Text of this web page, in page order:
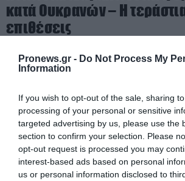
Pronews.gr - Do Not Process My
Information
If you wish to opt-out of the sale, sharing
processing of your personal or sensitive
targeted advertising by us, please use the
section to confirm your selection. Please
opt-out request is processed you may
interest-based ads based on personal
us or personal information disclosed to
κατά Ουκρανών – Η
επιθέσεις
08.08.2026 | 21:01